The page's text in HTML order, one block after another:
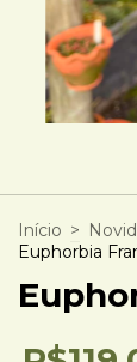
Início >
Euphorbia